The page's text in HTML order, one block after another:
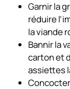
Garnir la
réduire
la viande
Bannir la
carton et
assiettes